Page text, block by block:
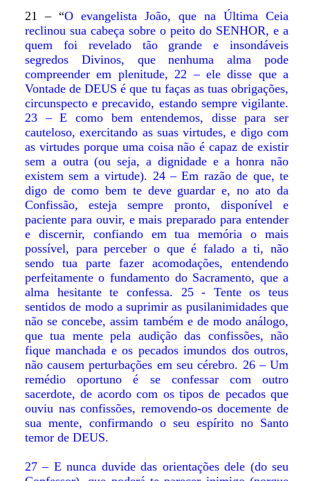
21 – “O evangelista João, que na Última Ceia
reclinou sua cabeça sobre o peito do SENHOR, e a
quem foi revelado tão grande e insondáveis
segredos Divinos, que nenhuma alma pode
compreender em plenitude, 22 – ele disse que a
Vontade de DEUS é que tu faças as tuas obrigações,
circunspecto e precavido, estando sempre vigilante.
23 – E como bem entendemos, disse para ser
cauteloso, exercitando as suas virtudes, e digo com
as virtudes porque uma coisa não é capaz de existir
sem a outra (ou seja, a dignidade e a honra não
existem sem a virtude). 24 – Em razão de que, te
digo de como bem te deve guardar e, no ato da
Confissão, esteja sempre pronto, disponível e
paciente para ouvir, e mais preparado para entender
e discernir, confiando em tua memória o mais
possível, para perceber o que é falado a ti, não
sendo tua parte fazer acomodações, entendendo
perfeitamente o fundamento do Sacramento, que a
alma hesitante te confessa. 25 - Tente os teus
sentidos de modo a suprimir as pusilanimidades que
não se concebe, assim também e de modo análogo,
que tua mente pela audição das confissões, não
fique manchada e os pecados imundos dos outros,
não causem perturbações em seu cérebro. 26 – Um
remédio oportuno é se confessar com outro
sacerdote, de acordo com os tipos de pecados que
ouviu nas confissões, removendo-os docemente de
sua mente, confirmando o seu espírito no Santo
temor de DEUS.
27 – E nunca duvide das orientações dele (do seu